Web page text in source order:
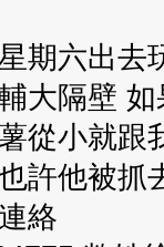
期六出去
大隔壁
從小就跟
許他被抓
絡